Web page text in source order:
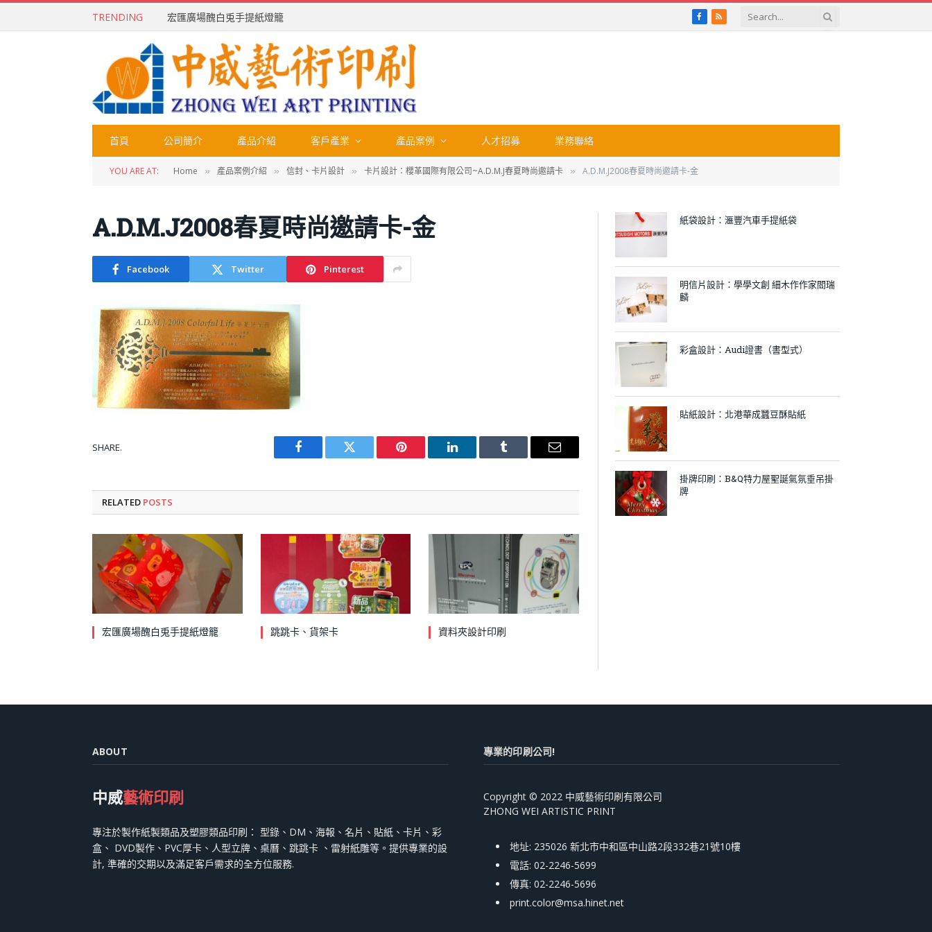
TRENDING 宏匯廣場醜白兎手提紙燈籠 Facebook
RSS
首頁 公司簡介 產品介紹 客戶產業 產品案例 人才招募 業務聯絡
YOU ARE AT: Home » 產品案例介紹 » 信封、卡片設計 » 卡片設計：櫻革國際有限公司~A.D.M.J春夏時尚邀請卡 » A.D.M.J2008春夏時尚邀請卡-金
A.D.M.J2008春夏時尚邀請卡-金
Facebook Twitter Pinterest
SHARE.
Facebook Twitter Pinterest LinkedIn Tumblr Email
RELATED POSTS
宏匯廣場醜白兎手提紙燈籠 跳跳卡、貨架卡 資料夾設計印刷
紙袋設計：滙豐汽車手提紙袋
明信片設計：學學文創 細木作作家閻瑞
麟
彩盒設計：Audi證書（書型式）
貼紙設計：北港華成蠶豆酥貼紙
掛牌印刷：B&Q特力屋聖誕氣氛垂吊掛
牌
ABOUT
中威藝術印刷
專注於製作紙製類品及塑膠類品印刷： 型錄、DM、海報、名片、貼紙、卡片、彩
盒、 DVD製作、PVC厚卡、人型立牌、桌曆、跳跳卡 、雷射紙雕等。提供專業的設
計, 準確的交期以及滿足客戶需求的全方位服務.
專業的印刷公司!
Copyright © 2022 中威藝術印刷有限公司
ZHONG WEI ARTISTIC PRINT
地址: 235026 新北市中和區中山路2段332巷21號10樓
電話: 02-2246-5699
傳真: 02-2246-5696
print.color@msa.hinet.net